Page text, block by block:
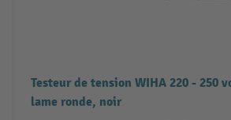
Testeur de tension WIHA 220 - 250
lame ronde, noir